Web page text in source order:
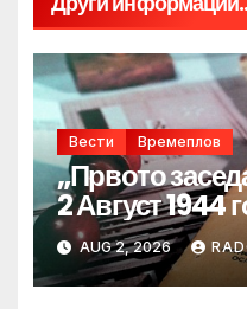
Вести Времеплов
„Првото
2 Август 1944
AUG 2, 2026